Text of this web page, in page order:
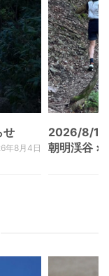
せ
年8月4日
2026/8/
朝明渓谷 ×